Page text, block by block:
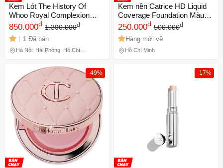
Kem Lót The History Of
Whoo Royal Complexion
Essential Base 30ml
850.000đ 1.300.000đ
1 Đã bán
Hà Nội, Hải Phòng, Hồ Chí
Kem nền Catrice HD Liquid
Coverage Foundation Màu
040 - Che phủ hoàn hảo, lớp
nền mỏng nhẹ, giữ màu 24h,
chống nắng SPF 25
250.000đ 500.000đ
Hàng mới về
Hồ Chí Minh
-49% -17%